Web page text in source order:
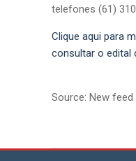
telefones (61)
Clique aqui para
consultar o edital
Source: New feed